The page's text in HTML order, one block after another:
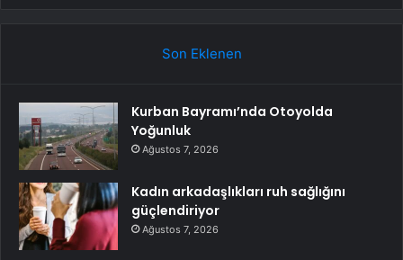
Son Eklenen
Kurban Bayramı’nda Otoyolda
Yoğunluk
Ağustos 7, 2026
Kadın arkadaşlıkları ruh sağlığını
güçlendiriyor
Ağustos 7, 2026